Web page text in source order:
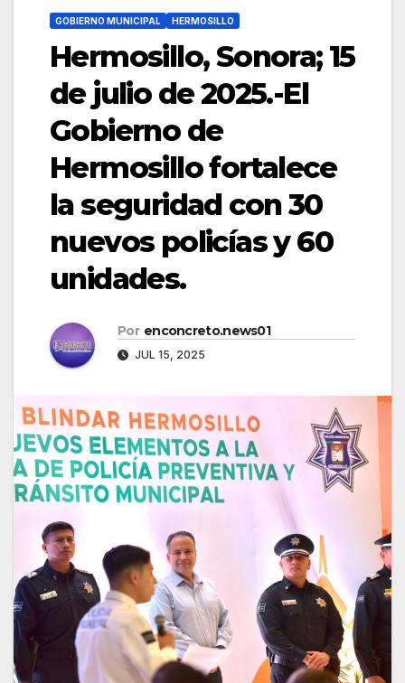
GOBIERNO MUNICIPAL HERMOSILLO
Hermosillo, Sonora; 15
de julio de 2025.-El
Gobierno de
Hermosillo fortalece
la seguridad con 30
nuevos policías y 60
unidades.
Por enconcreto.news01
JUL 15, 2025